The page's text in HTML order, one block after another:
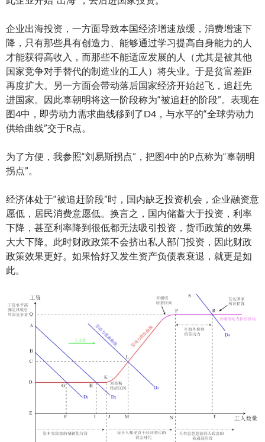
企业出海投资，一方面导致本国经济增速放缓，消费增速下
降，只有那些具有创造力、能够通过学习提高自身能力的人
才能获得高收入，而那些不能适应发展的人（尤其是被其他
国家竞争对手替代的制造业的工人）将失业。于是贫富差距
再度扩大。另一方面会带动落后国家经济开始起飞，追赶先
进国家。因此辜朝明将这一阶段称为“被追赶的阶段”。表现在
图4中，即劳动力需求曲线移到了D4，与水平的“全球劳动力
供给曲线”交于R点。
为了方便，我参照“刘易斯拐点”，把图4中的P点称为“辜朝明
拐点”。
经济体处于“被追赶阶段”时，国内缺乏投资机会，企业融资意
愿低，居民消费意愿低。换言之，国内储蓄大于投资，利率
下降，甚至利率降到很低都无法吸引投资，货币政策的效果
大大下降。此时财政政策不会挤出私人部门投资，因此财政
政策效果更好。如果恰好又发生资产负债表衰退，就更是如
此。